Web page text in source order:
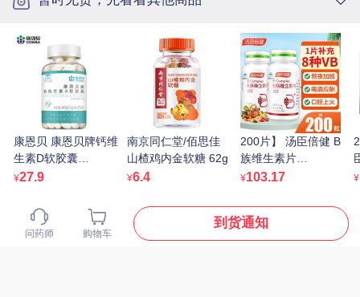
问药师 购物车
到货通知
康恩贝 康恩贝牌钙维
生素D软胶囊
1.2g*200粒/瓶
¥27.9
南京同仁堂/佰思佳
山楂鸡内金软糖 62g
¥6.4
200片】 汤臣倍健 B
族维生素片
500mg*100片/瓶*2
¥103.17 ¥
剂 50μg*60揿/瓶
49.89
百多邦 莫匹罗星软膏
2%（15g:0.3g）
¥
处方药